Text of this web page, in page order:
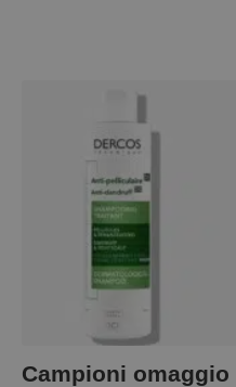
Campioni